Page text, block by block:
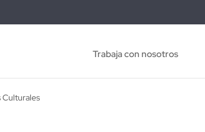
Trabaja con nosotros